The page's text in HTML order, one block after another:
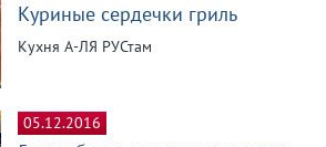
Куриные сердечки гриль
Кухня А-ЛЯ РУСтам
05.12.2016